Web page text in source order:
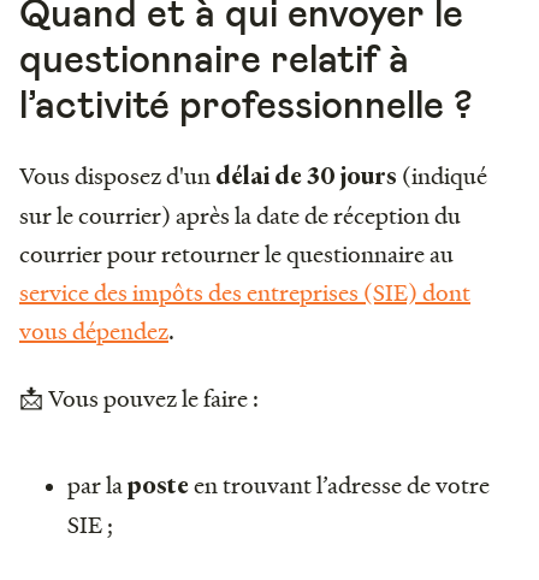
Quand et à qui envoyer le
questionnaire relatif à
l’activité professionnelle ?
Vous disposez d'un délai de 30 jours (indiqué
sur le courrier) après la date de réception du
courrier pour retourner le questionnaire au
service des impôts des entreprises (SIE) dont
vous dépendez.
📩 Vous pouvez le faire :
par laposteen trouvant l’adresse de votre
SIE ;